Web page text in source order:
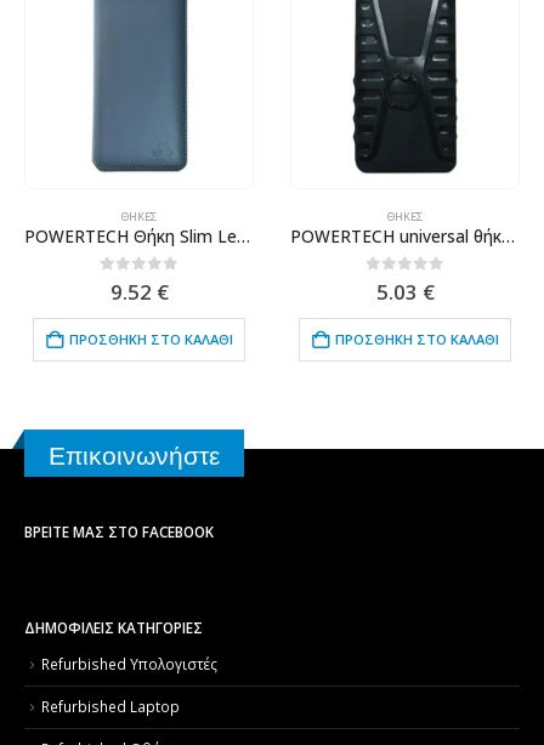
ΘΉΚΕΣ
POWERTECH Θήκη Slim Leather για Xiaomi Redmi Note 6, γκρι
out of 5
9.52 €
ΠΡΟΣΘΉΚΗ ΣΤΟ ΚΑΛΆΘΙ
ΘΉΚΕΣ
POWERTECH universal θήκη κινητού με ring PT-530, έως 7.5 x 14.5cm, μαύρη
out of 5
5.03 €
ΠΡΟΣΘΉΚΗ ΣΤΟ ΚΑΛΆΘΙ
Επικοινωνήστε
ΒΡΕΊΤΕ ΜΑΣ ΣΤΟ FACEBOOK
ΔΗΜΟΦΙΛΕΙΣ ΚΑΤΗΓΟΡΙΕΣ
Refurbished Υπολογιστές
Refurbished Laptop